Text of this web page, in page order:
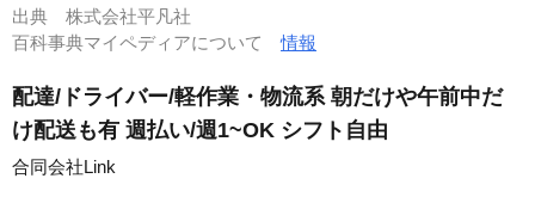
出典 株式会社平凡社
百科事典マイペディアについて情報
配達/ドライバー/軽作業・物流系 朝だけや午前中だ
け配送も有 週払い/週1~OK シフト自由
合同会社Link